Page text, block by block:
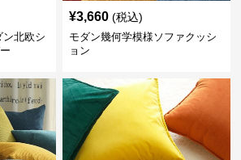
ン北欧シ
¥3,660 (税込)
モダン幾何学模様ソファクッシ
ョン